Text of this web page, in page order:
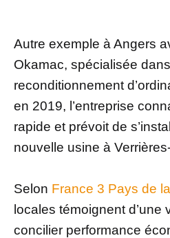
Autre exemple à Angers
Okamac, spécialisée
reconditionnement
en 2019, l’entreprise
rapide et prévoit de
nouvelle usine à
Selon France 3 Pays de
locales témoignent d’une
concilier performance